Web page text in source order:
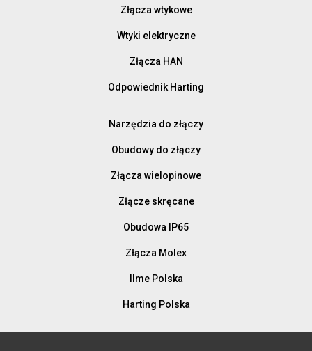
Złącza wtykowe
Wtyki elektryczne
Złącza HAN
Odpowiednik Harting
Narzędzia do złączy
Obudowy do złączy
Złącza wielopinowe
Złącze skręcane
Obudowa IP65
Złącza Molex
Ilme Polska
Harting Polska